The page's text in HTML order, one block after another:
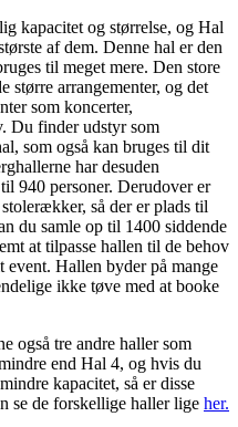
kapacitet og størrelse, og Hal
af dem. Denne hal er den
til meget mere. Den store
større arrangementer, og det
som koncerter,
Du finder udstyr som
som også kan bruges til dit
har desuden
940 personer. Derudover er
så der er plads til
du samle op til 1400 siddende
at tilpasse hallen til de behov
event. Hallen byder på mange
ikke tøve med at booke
også tre andre haller som
end Hal 4, og hvis du
kapacitet, så er disse
se de forskellige haller lige her.